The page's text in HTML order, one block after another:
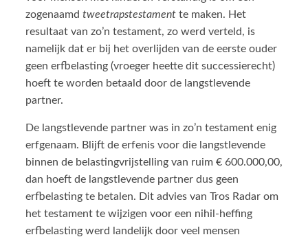
zogenaamd tweetrapstestamentte maken. Het
resultaat van zo’n testament, zo werd verteld, is
namelijk dat er bij het overlijden van de eerste ouder
geen erfbelasting (vroeger heette dit successierecht)
hoeft te worden betaald door de langstlevende
partner.
De langstlevende partner was in zo’n testament enig
erfgenaam. Blijft de erfenis voor die langstlevende
binnen de belastingvrijstelling van ruim € 600.000,00,
dan hoeft de langstlevende partner dus geen
erfbelasting te betalen. Dit advies van Tros Radar om
het testament te wijzigen voor een nihil-heffing
erfbelasting werd landelijk door veel mensen